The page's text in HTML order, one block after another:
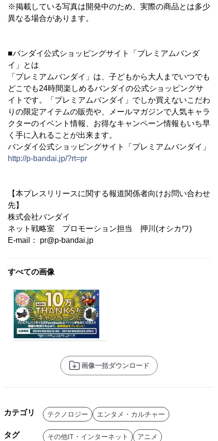
※掲載している写真は開発中のため、実際の商品とは多少
異なる場合があります。
■バンダイ公式ショッピングサイト「プレミアムバンダ
イ」とは
「プレミアムバンダイ」は、子どもから大人までいつでも
どこでも24時間楽しめるバンダイの公式ショッピングサ
イトです。「プレミアムバンダイ」でしか買えないこだわ
りの限定アイテムの販売や、メールマガジンで人気キャラ
クターのイベント情報、お得なキャンペーン情報もいち早
く手に入れることが出来ます。
バンダイ公式ショッピングサイト「プレミアムバンダイ」
http://p-bandai.jp/?rt=pr
【本プレスリリースに関する報道関係者向けお問い合わせ
先】
株式会社バンダイ
ネット戦略室 プロモーション担当 押川(オシカワ)
E-mail： pr@p-bandai.jp
すべての画像
画像一括ダウンロード
カテゴリ テクノロジー エンタメ・カルチャー
タグ その他IT・インターネット アニメ